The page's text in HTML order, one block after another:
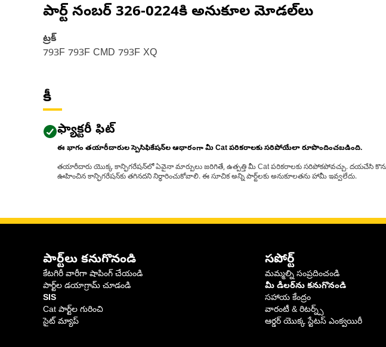
పార్ట్ నంబర్ 326-0224కి అనుకూల మోడల్‌లు
ట్రక్
793F 793F CMD 793F XQ
కీ
ఫ్యాక్టరీ ఫిట్
ఈ భాగం తయారీదారుల స్పెసిఫికేషన్‌ల ఆధారంగా మీ Cat పరికరాలకు సరిపోయేలా రూపొందించబడింది.
తయారీదారు యొక్క కాన్ఫిగరేషన్‌లో ఏవైనా మార్పులు జరిగితే, ఉత్పత్తి మీ Cat పరికరాలకు సరిపోకపోవచ్చు. దయచేసి
ఊహించిన కాన్ఫిగరేషన్‌కు తగినదని నిర్ధారించుకోవాలి. ఈ సూచిక అన్ని పార్ట్‌లకు అనుకూలతను హామీ ఇవ్వలేదు.
పార్ట్‌లు కనుగొనండి
కేటగిరీ వారీగా షాపింగ్ చేయండి
పార్ట్‌ల డయాగ్రామ్ చూడండి
SIS
Cat పార్ట్‌ల గురించి
సైట్ మ్యాప్
సపోర్ట్
మమ్మల్ని సంప్రదించండి
మీ డీలర్‌ను కనుగొనండి
సహాయ కేంద్రం
వారంటీ & రిటర్న్స్
ఆర్డర్ యొక్క స్టేటస్ ఎంక్వయిరీ